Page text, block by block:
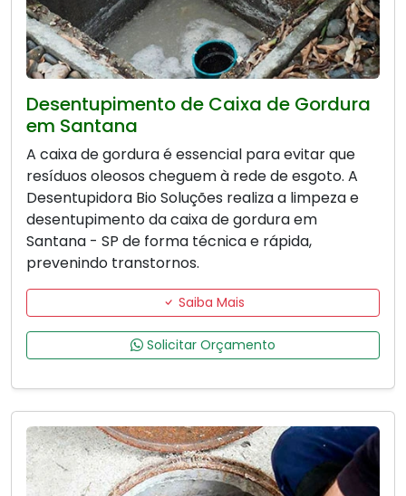
Desentupimento de Caixa de Gordura
em Santana
A caixa de gordura é essencial para evitar que
resíduos oleosos cheguem à rede de esgoto. A
Desentupidora Bio Soluções realiza a limpeza e
desentupimento da caixa de gordura em
Santana - SP de forma técnica e rápida,
prevenindo transtornos.
Saiba Mais
Solicitar Orçamento